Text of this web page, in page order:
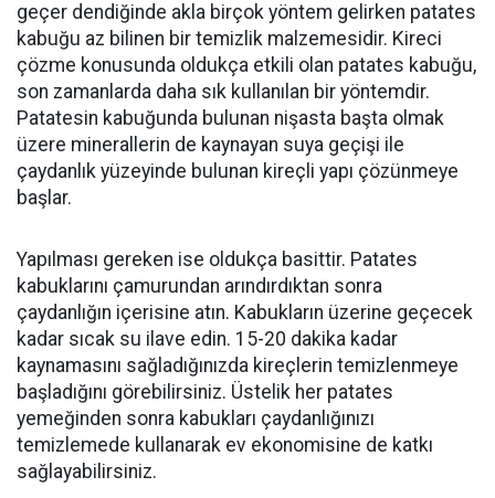
geçer dendiğinde akla birçok yöntem gelirken patates
kabuğu az bilinen bir temizlik malzemesidir. Kireci
çözme konusunda oldukça etkili olan patates kabuğu,
son zamanlarda daha sık kullanılan bir yöntemdir.
Patatesin kabuğunda bulunan nişasta başta olmak
üzere minerallerin de kaynayan suya geçişi ile
çaydanlık yüzeyinde bulunan kireçli yapı çözünmeye
başlar.
Yapılması gereken ise oldukça basittir. Patates
kabuklarını çamurundan arındırdıktan sonra
çaydanlığın içerisine atın. Kabukların üzerine geçecek
kadar sıcak su ilave edin. 15-20 dakika kadar
kaynamasını sağladığınızda kireçlerin temizlenmeye
başladığını görebilirsiniz. Üstelik her patates
yemeğinden sonra kabukları çaydanlığınızı
temizlemede kullanarak ev ekonomisine de katkı
sağlayabilirsiniz.